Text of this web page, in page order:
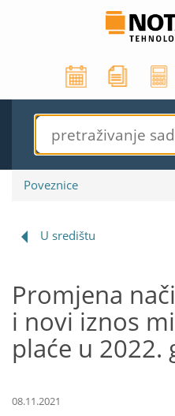
Poveznice
U središtu
Promjena
i novi iznos
plaće u 2022.
08.11.2021